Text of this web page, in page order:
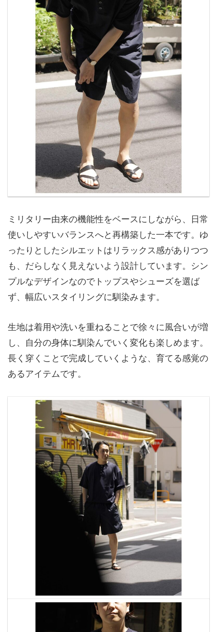
ミリタリー由来の機能性をベースにしながら、日常
使いしやすいバランスへと再構築した一本です。ゆ
ったりとしたシルエットはリラックス感がありつつ
も、だらしなく見えないよう設計しています。シン
プルなデザインなのでトップスやシューズを選ば
ず、幅広いスタイリングに馴染みます。
生地は着用や洗いを重ねることで徐々に風合いが増
し、自分の身体に馴染んでいく変化も楽しめます。
長く穿くことで完成していくような、育てる感覚の
あるアイテムです。